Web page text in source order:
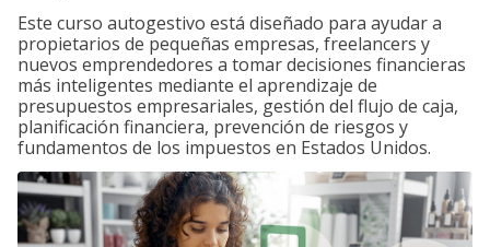
Este curso autogestivo está diseñado para ayudar a
propietarios de pequeñas empresas, freelancers y
nuevos emprendedores a tomar decisiones financieras
más inteligentes mediante el aprendizaje de
presupuestos empresariales, gestión del flujo de caja,
planificación financiera, prevención de riesgos y
fundamentos de los impuestos en Estados Unidos.